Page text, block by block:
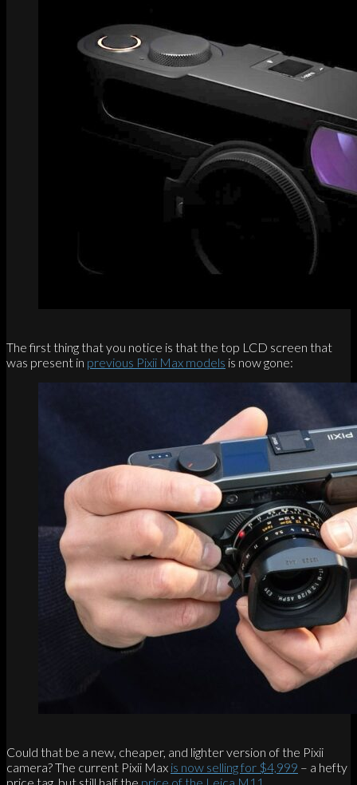
The first thing that you notice is that the top LCD screen that
was present in previous Pixii Max models is now gone:
Could that be a new, cheaper, and lighter version of the Pixii
camera? The current Pixii Max is now selling for $4,999 – a hefty
price tag, but still half the price of the Leica M11